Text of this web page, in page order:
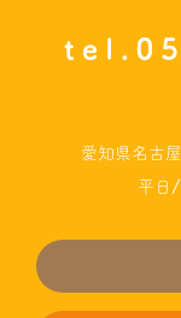
愛知県名古
平日